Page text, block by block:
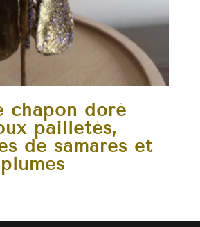
chapon doré
pailletés,
de samares et